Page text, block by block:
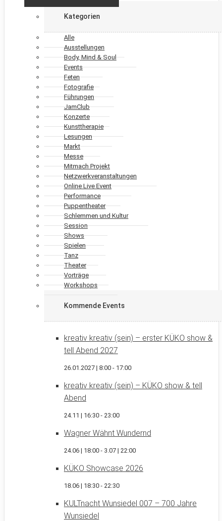
Kategorien
Alle
Ausstellungen
Body, Mind & Soul
Events
Feten
Fotografie
Führungen
JamClub
Konzerte
Kunsttherapie
Lesungen
Markt
Messe
Mitmach Projekt
Netzwerkveranstaltungen
Online Live Event
Performance
Puppentheater
Schlemmen und Kultur
Session
Shows
Spielen
Tanz
Theater
Vorträge
Workshops
Kommende Events
kreativ kreativ (sein) – erster KÜKO show &
tell Abend 2027
26.01.2027 | 8:00 - 17:00
kreativ kreativ (sein) – KÜKO show & tell
Abend
24.11 | 16:30 - 23:00
Wagner Wähnt Wundernd
24.06 | 18:00 - 3.07 | 22:00
KÜKO Showcase 2026
18.06 | 18:30 - 22:30
KULTnacht Wunsiedel 007 – 700 Jahre
Wunsiedel